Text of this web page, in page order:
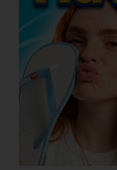
deixar seu
como fazer isso
muito bem com
tradicional, o
modelo na
havaianas branca
combina com